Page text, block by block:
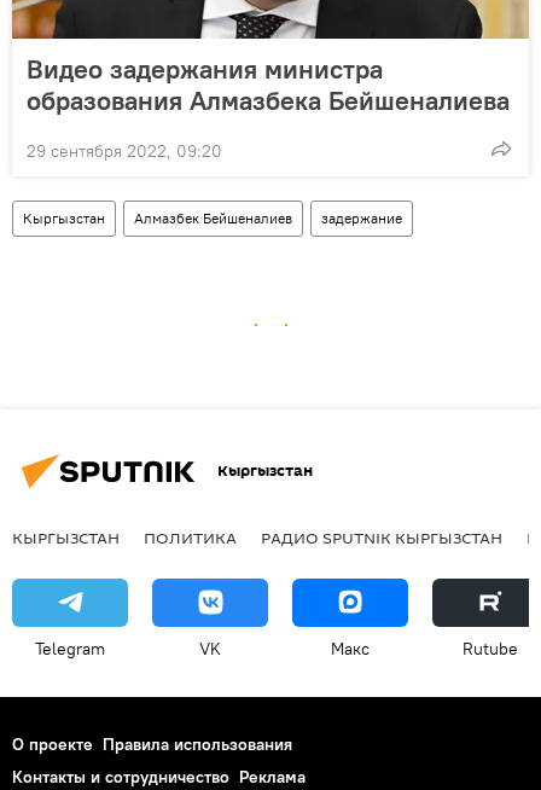
Видео задержания министра
образования Алмазбека Бейшеналиева
29 сентября 2022, 09:20
Кыргызстан Алмазбек Бейшеналиев задержание
Кыргызстан
КЫРГЫЗСТАН ПОЛИТИКА РАДИО SPUTNIK КЫРГЫЗСТАН
Telegram VK Макс Rutube
О проекте Правила использования
Контакты и сотрудничество Реклама